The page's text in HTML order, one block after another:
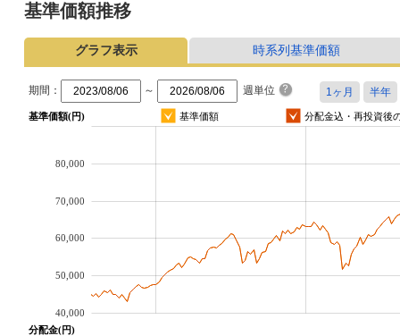
基準価額推移
グラフ表示 時系列基準価額
期間： ～ 週単位
基準価額(円) 基準価額 分配金込・再投資後
40,000
50,000
60,000
70,000
80,000
分配金(円)